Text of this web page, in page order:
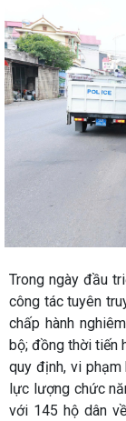
Trong ngày đầu
công tác tuyên
chấp hành
bộ; đồng thời tiến
quy định, vi phạm
lực lượng chức
với 145 hộ dân